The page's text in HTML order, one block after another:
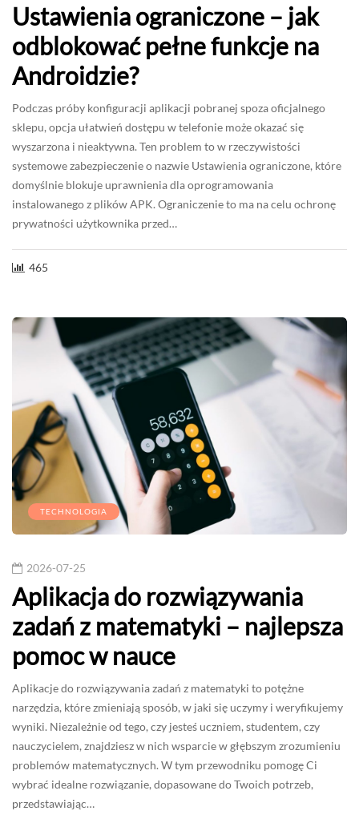
Ustawienia ograniczone – jak
odblokować pełne funkcje na
Androidzie?
Podczas próby konfiguracji aplikacji pobranej spoza oficjalnego
sklepu, opcja ułatwień dostępu w telefonie może okazać się
wyszarzona i nieaktywna. Ten problem to w rzeczywistości
systemowe zabezpieczenie o nazwie Ustawienia ograniczone, które
domyślnie blokuje uprawnienia dla oprogramowania
instalowanego z plików APK. Ograniczenie to ma na celu ochronę
prywatności użytkownika przed…
465
TECHNOLOGIA
2026-07-25
Aplikacja do rozwiązywania
zadań z matematyki – najlepsza
pomoc w nauce
Aplikacje do rozwiązywania zadań z matematyki to potężne
narzędzia, które zmieniają sposób, w jaki się uczymy i weryfikujemy
wyniki. Niezależnie od tego, czy jesteś uczniem, studentem, czy
nauczycielem, znajdziesz w nich wsparcie w głębszym zrozumieniu
problemów matematycznych. W tym przewodniku pomogę Ci
wybrać idealne rozwiązanie, dopasowane do Twoich potrzeb,
przedstawiając…